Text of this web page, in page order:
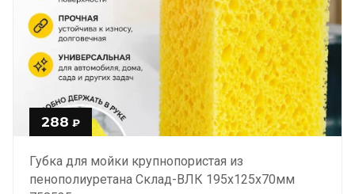
288 ₽
Губка для мойки крупнопористая из
пенополиуретана Склад-ВЛК 195х125х70мм